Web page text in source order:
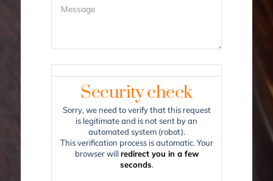
Security check
Sorry, we need to verify that this request
is legitimate and is not sent by an
automated system (robot).
This verification process is automatic. Your
browser will redirect you in a few
seconds.